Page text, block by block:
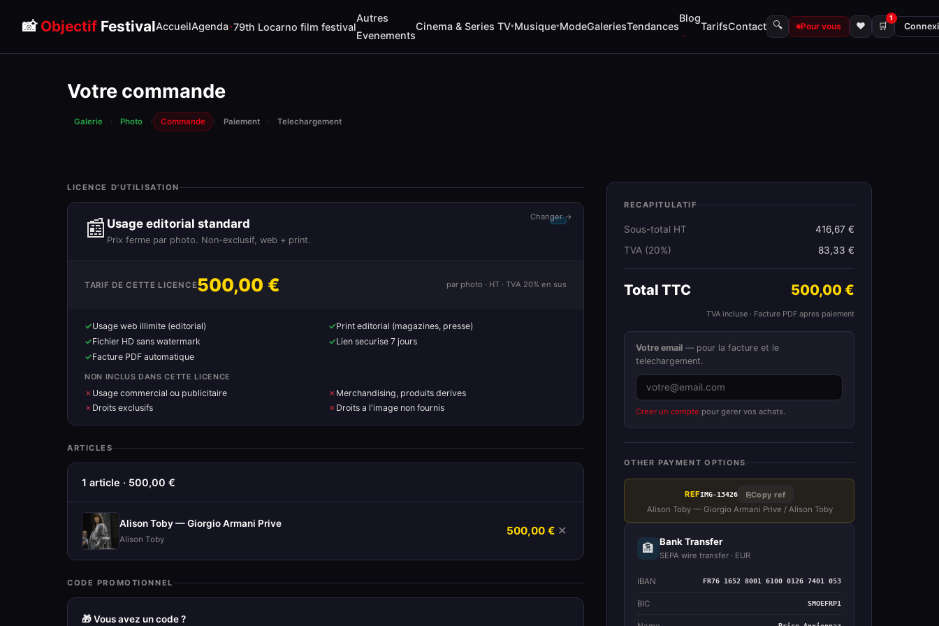
📸 Objectif FestivalAccueilAgenda 79th Locarno film festival
Autres
Evenements
Cinema & Series TV▾Musique▾ModeGaleriesTendances
Blog
TarifsContact 🔍 Pour vous ♥ 🛒
1
Votre commande
Galerie › Photo › Commande › Paiement › Telechargement
LICENCE D'UTILISATION
📰 Usage editorial standard
Prix ferme par photo. Non-exclusif, web + print.
Changer →
TARIF DE CETTE LICENCE500,00 € par photo · HT · TVA 20% en sus
Usage web illimite (editorial)
Print editorial (magazines, presse)
Fichier HD sans watermark
Lien securise 7 jours
Facture PDF automatique
NON INCLUS DANS CETTE LICENCE
Usage commercial ou publicitaire
Merchandising, produits derives
Droits exclusifs
Droits a l'image non fournis
ARTICLES
1 article · 500,00 €
Alison Toby — Giorgio Armani Prive
Alison Toby
500,00 € ✕
CODE PROMOTIONNEL
🎁 Vous avez un code ?
RECAPITULATIF
Sous-total HT
416,67 €
TVA (20%)
83,33 €
Total TTC 500,00 €
TVA incluse · Facture PDF apres paiement
Votre email — pour la facture et le
telechargement.
Creer un compte pour gerer vos achats.
OTHER PAYMENT OPTIONS
REFIMG-13426 ⎘Copy ref
Alison Toby — Giorgio Armani Prive / Alison Toby
🏦 Bank Transfer
SEPA wire transfer · EUR
IBAN FR76 1652 8001 6100 0126 7401 053
BIC SMOEFRP1